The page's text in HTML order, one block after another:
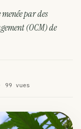
WEED
chanvre
par des
(OCM) de
99 vues